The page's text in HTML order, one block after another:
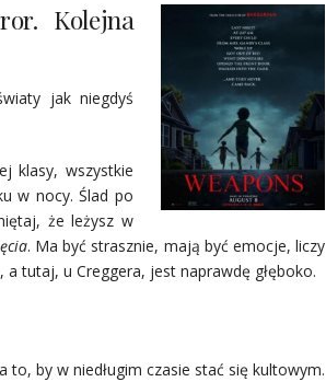
Kolejna
jak niegdyś
klasy, wszystkie
w nocy. Ślad po
że leżysz w
. Ma być strasznie, mają być emocje, liczy
tutaj, u Creggera, jest naprawdę głęboko.
by w niedługim czasie stać się kultowym.